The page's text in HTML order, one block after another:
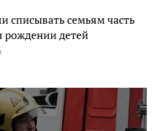
списывать семьям часть
рождении детей